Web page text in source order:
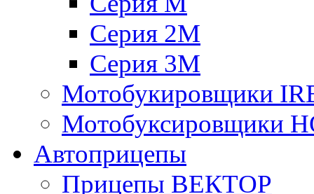
Серия 2М
Серия 3М
Мотобукировщики
Мотобуксировщики
Автоприцепы
Прицепы ВЕКТОР